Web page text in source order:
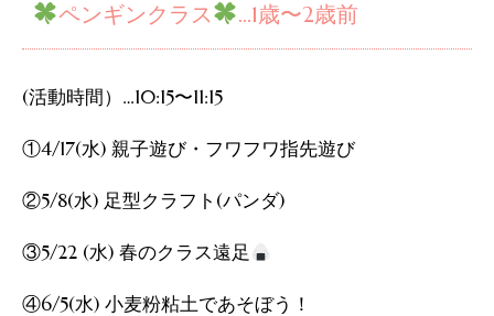
ペンギンクラス …1歳〜2歳前
(活動時間）…10:15〜11:15
①4/17(水) 親子遊び・フワフワ指先遊び
②5/8(水) 足型クラフト(パンダ)
③5/22 (水) 春のクラス遠足
④6/5(水) 小麦粉粘土であそぼう！